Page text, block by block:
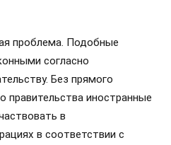
проблема. Подобные
согласно
Без прямого
правительства иностранные
в
в соответствии с